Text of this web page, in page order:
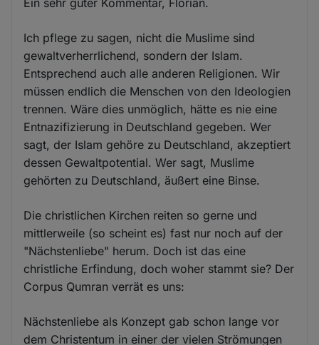
Ich pflege zu sagen, nicht die Muslime sind
gewaltverherrlichend, sondern der Islam.
Entsprechend auch alle anderen Religionen. Wir
müssen endlich die Menschen von den Ideologien
trennen. Wäre dies unmöglich, hätte es nie eine
Entnazifizierung in Deutschland gegeben. Wer
sagt, der Islam gehöre zu Deutschland, akzeptiert
dessen Gewaltpotential. Wer sagt, Muslime
gehörten zu Deutschland, äußert eine Binse.
Die christlichen Kirchen reiten so gerne und
mittlerweile (so scheint es) fast nur noch auf der
"Nächstenliebe" herum. Doch ist das eine
christliche Erfindung, doch woher stammt sie? Der
Corpus Qumran verrät es uns:
Nächstenliebe als Konzept gab schon lange vor
dem Christentum in einer der vielen Strömungen